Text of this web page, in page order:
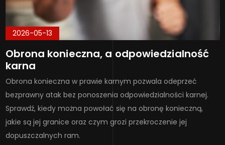
2026-05-13
Obrona konieczna, a odpowiedzialność
karna
Obrona konieczna w prawie karnym pozwala odeprzeć
bezprawny atak bez ponoszenia odpowiedzialności karnej.
Sprawdź, kiedy można powołać się na obronę konieczną,
jakie są jej granice oraz czym grozi przekroczenie jej
dopuszczalnych ram.